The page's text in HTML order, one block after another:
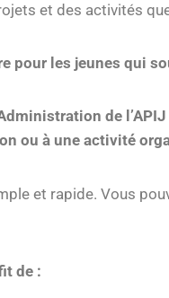
et des activités
pour les jeunes qui
de
ou à une activité
et rapide. Vous
de :